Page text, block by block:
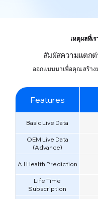
เหตุผลที่เ
สัมผัสความแตกต่
ออกแบบมาเพื่อคุณ สร้าง
Features
Basic Live Data
OEM Live Data
(Advance)
A.I Health Prediction
Life Time
Subscription